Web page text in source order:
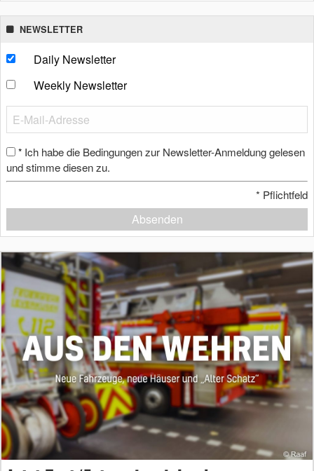
NEWSLETTER
Daily Newsletter
Weekly Newsletter
* Ich habe die Bedingungen zur Newsletter-Anmeldung gelesen
und stimme diesen zu.
* Pflichtfeld
Absenden